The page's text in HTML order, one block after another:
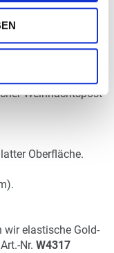
die
Weihnachtspost
Oberfläche.
wir elastische Gold-
Nr. W4317